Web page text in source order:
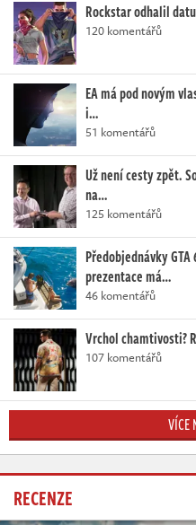
Rockstar odhalil
120 komentářů
EA má pod novým
i…
51 komentářů
Už není cesty zpět.
na…
125 komentářů
Předobjednávky
prezentace má…
46 komentářů
Vrchol chamtivosti?
107 komentářů
VÍCE
RECENZE